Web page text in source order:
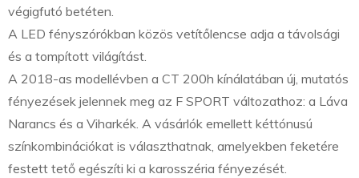
végigfutó betéten.
A LED fényszórókban közös vetítőlencse adja a távolsági
és a tompított világítást.
A 2018-as modellévben a CT 200h kínálatában új, mutatós
fényezések jelennek meg az F SPORT változathoz: a Láva
Narancs és a Viharkék. A vásárlók emellett kéttónusú
színkombinációkat is választhatnak, amelyekben feketére
festett tető egészíti ki a karosszéria fényezését.